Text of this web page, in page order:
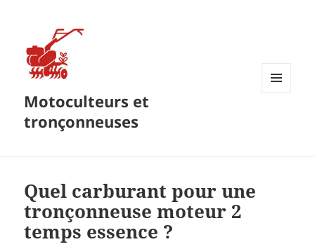
Motoculteurs et
tronçonneuses
Quel carburant pour une
tronçonneuse moteur 2
temps essence ?